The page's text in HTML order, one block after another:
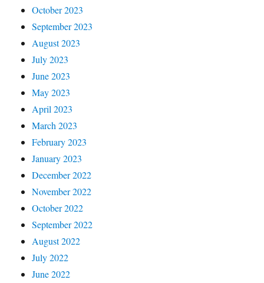
October 2023
September 2023
August 2023
July 2023
June 2023
May 2023
April 2023
March 2023
February 2023
January 2023
December 2022
November 2022
October 2022
September 2022
August 2022
July 2022
June 2022